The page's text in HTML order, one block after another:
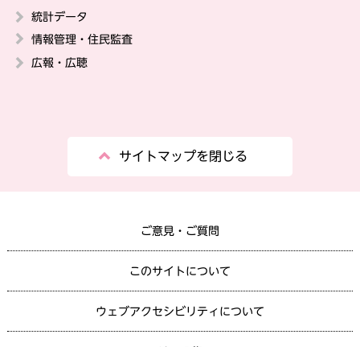
統計データ
情報管理・住民監査
広報・広聴
サイトマップを閉じる
ご意見・ご質問
このサイトについて
ウェブアクセシビリティについて